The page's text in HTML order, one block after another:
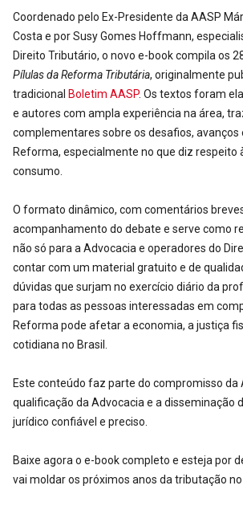
Coordenado pelo Ex-Presidente da AASP
Costa e por Susy Gomes Hoffmann,
Direito Tributário, o novo e-book compila os
Pílulas da Reforma Tributária, originalmente
tradicional Boletim AASP. Os textos foram
e autores com ampla experiência na área,
complementares sobre os desafios, avanços
Reforma, especialmente no que diz respeito
consumo.
O formato dinâmico, com comentários
acompanhamento do debate e serve como
não só para a Advocacia e operadores do
contar com um material gratuito e de
dúvidas que surjam no exercício diário da
para todas as pessoas interessadas em
Reforma pode afetar a economia, a justiça
cotidiana no Brasil.
Este conteúdo faz parte do compromisso da
qualificação da Advocacia e a disseminação
jurídico confiável e preciso.
Baixe agora o e-book completo e esteja por
vai moldar os próximos anos da tributação